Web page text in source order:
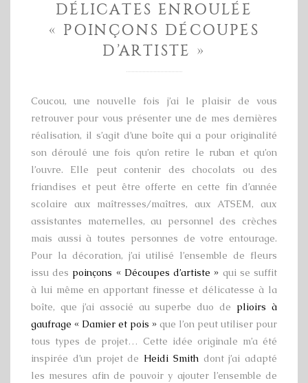
DÉLICATES ENROULÉE
« POINÇONS DÉCOUPES
D’ARTISTE »
Coucou, une nouvelle fois j’ai le plaisir de vous
retrouver pour vous présenter une de mes dernières
réalisation, il s’agit d’une boîte qui a pour originalité
son déroulé une fois qu’on retire le ruban et qu’on
l’ouvre. Elle peut contenir des chocolats ou des
friandises et peut être offerte en cette fin d’année
scolaire aux maîtresses/maîtres, aux ATSEM, aux
assistantes maternelles, au personnel des crèches
mais aussi à toutes personnes de votre entourage.
Pour la décoration, j’ai utilisé l’ensemble de fleurs
issu des poinçons « Découpes d’artiste » qui se suffit
à lui même en apportant finesse et délicatesse à la
boîte, que j’ai associé au superbe duo de plioirs à
gaufrage « Damier et pois » que l’on peut utiliser pour
tous types de projet… Cette idée originale m’a été
inspirée d’un projet de Heidi Smithdont j’ai adapté
les mesures afin de pouvoir y ajouter l’ensemble de